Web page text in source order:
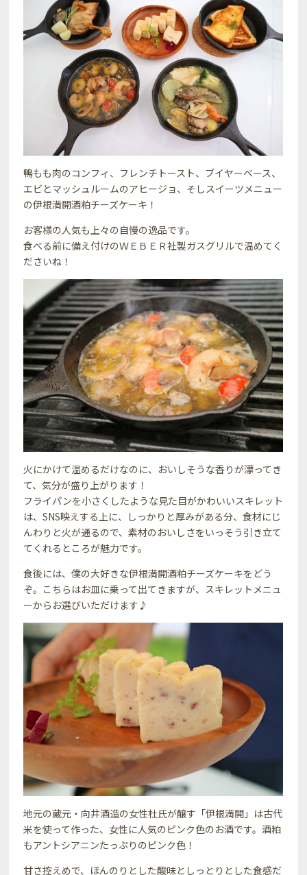
鴨もも肉のコンフィ、フレンチトースト、ブイヤーベース、
エビとマッシュルームのアヒージョ、そしスイーツメニュー
の伊根満開酒粕チーズケーキ！
お客様の人気も上々の自慢の逸品です。
食べる前に備え付けのＷＥＢＥＲ社製ガスグリルで温めてく
ださいね！
火にかけて温めるだけなのに、おいしそうな香りが漂ってき
て、気分が盛り上がります！
フライパンを小さくしたような見た目がかわいいスキレット
は、SNS映えする上に、しっかりと厚みがある分、食材にじ
んわりと火が通るので、素材のおいしさをいっそう引き立て
てくれるところが魅力です。
食後には、僕の大好きな伊根満開酒粕チーズケーキをどう
ぞ。こちらはお皿に乗って出てきますが、スキレットメニュ
ーからお選びいただけます♪
地元の蔵元・向井酒造の女性杜氏が醸す「伊根満開」は古代
米を使って作った、女性に人気のピンク色のお酒です。酒粕
もアントシアニンたっぷりのピンク色！
甘さ控えめで、ほんのりとした酸味としっとりとした食感だ